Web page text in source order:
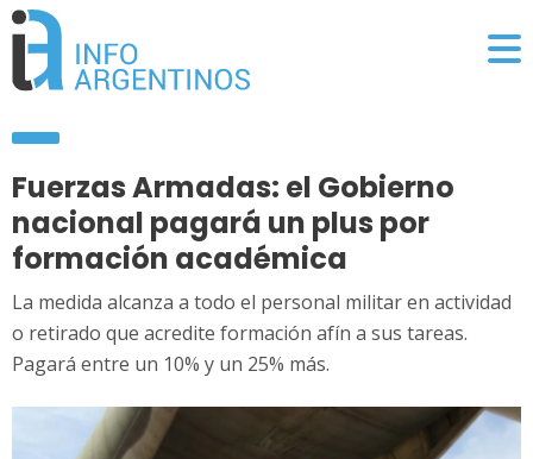
Fuerzas Armadas: el Gobierno
nacional pagará un plus por
formación académica
La medida alcanza a todo el personal militar en actividad
o retirado que acredite formación afín a sus tareas.
Pagará entre un 10% y un 25% más.